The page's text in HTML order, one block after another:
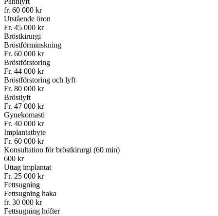
fr. 60 000 kr
Utstående öron
Fr. 45 000 kr
Bröstkirurgi
Bröstförminskning
Fr. 60 000 kr
Bröstförstoring
Fr. 44 000 kr
Bröstförstoring och lyft
Fr. 80 000 kr
Bröstlyft
Fr. 47 000 kr
Gynekomasti
Fr. 40 000 kr
Implantatbyte
Fr. 60 000 kr
Konsultation för bröstkirurgi (60 min)
600 kr
Uttag implantat
Fr. 25 000 kr
Fettsugning
Fettsugning haka
fr. 30 000 kr
Fettsugning höfter